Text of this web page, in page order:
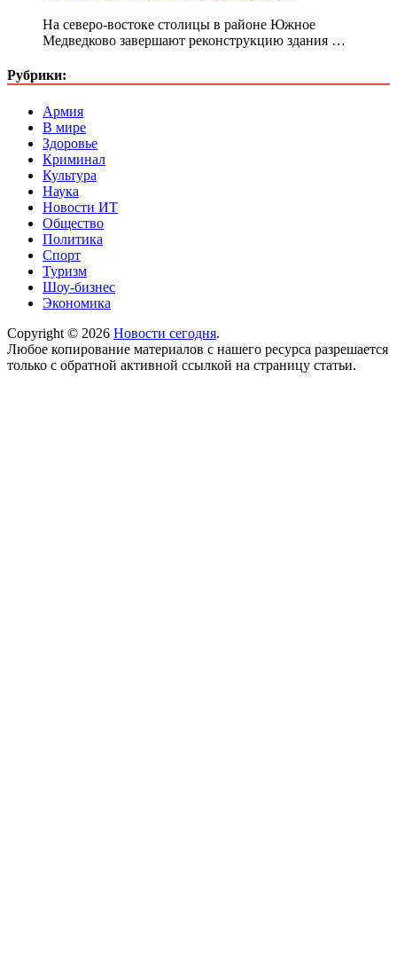
На северо-востоке столицы в районе Южное
Медведково завершают реконструкцию здания …
Рубрики:
Армия
В мире
Здоровье
Криминал
Культура
Наука
Новости ИТ
Общество
Политика
Спорт
Туризм
Шоу-бизнес
Экономика
Copyright © 2026 Новости сегодня.
Любое копирование материалов с нашего ресурса разрешается
только с обратной активной ссылкой на страницу статьи.